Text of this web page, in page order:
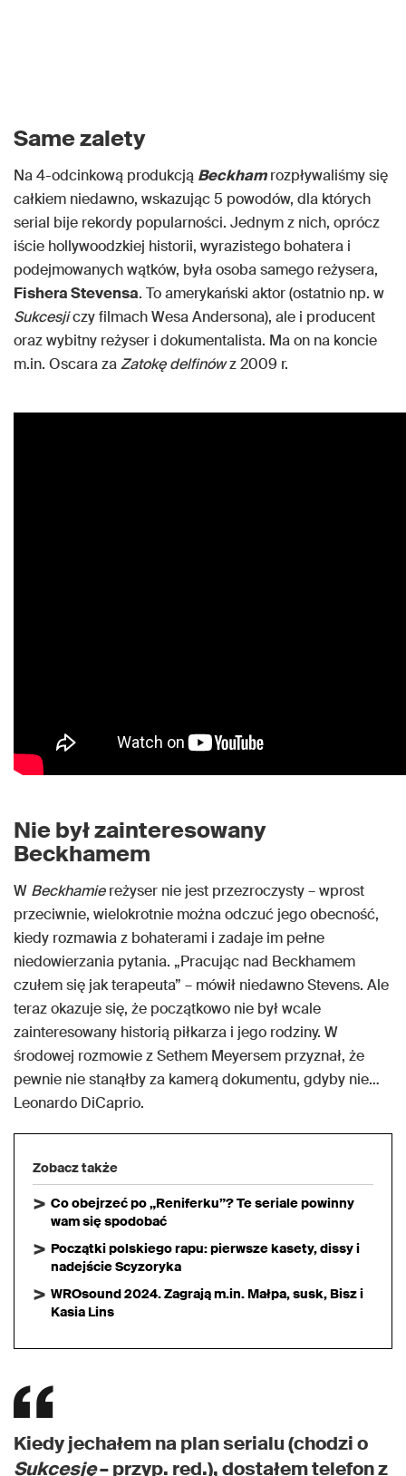
Same zalety
Na 4-odcinkową produkcją Beckhamrozpływaliśmy się
całkiem niedawno, wskazując 5 powodów, dla których
serial bije rekordy popularności. Jednym z nich, oprócz
iście hollywoodzkiej historii, wyrazistego bohatera i
podejmowanych wątków, była osoba samego reżysera,
Fishera Stevensa. To amerykański aktor (ostatnio np. w
Sukcesjiczy filmach Wesa Andersona), ale i producent
oraz wybitny reżyser i dokumentalista. Ma on na koncie
m.in. Oscara zaZatokę delfinówz 2009 r.
Nie był zainteresowany
Beckhamem
W Beckhamiereżyser nie jest przezroczysty – wprost
przeciwnie, wielokrotnie można odczuć jego obecność,
kiedy rozmawia z bohaterami i zadaje im pełne
niedowierzania pytania. „Pracując nad Beckhamem
czułem się jak terapeuta” – mówił niedawno Stevens. Ale
teraz okazuje się, że początkowo nie był wcale
zainteresowany historią piłkarza i jego rodziny. W
środowej rozmowie z Sethem Meyersem przyznał, że
pewnie nie stanąłby za kamerą dokumentu, gdyby nie…
Leonardo DiCaprio.
Zobacz także
Co obejrzeć po „Reniferku”? Te seriale powinny
wam się spodobać
Początki polskiego rapu: pierwsze kasety, dissy i
nadejście Scyzoryka
WROsound 2024. Zagrają m.in. Małpa, susk, Bisz i
Kasia Lins
Kiedy jechałem na plan serialu (chodzi o
Sukcesję– przyp. red.), dostałem telefon z